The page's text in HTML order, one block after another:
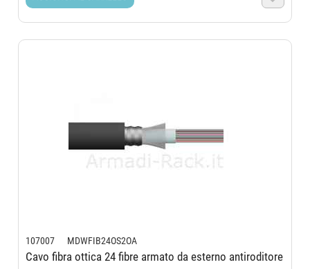
107007 MDWFIB24OS2OA
Cavo fibra ottica 24 fibre armato da esterno antiroditore